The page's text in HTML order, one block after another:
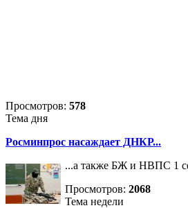
Просмотров: 578
Тема дня
Росминпрос насаждает ДНКР...
...а также БЖ и НВПС 1
Просмотров: 2068
Тема недели